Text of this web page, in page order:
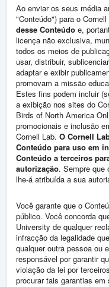
Ao enviar os seus média
"Conteúdo") para o Cornell
desse Conteúdo e,
licença não exclusiva,
todos os meios de
usar, distribuir,
adaptar e exibir
promovam a missão
Estes fins podem incluir
a exibição nos sites do
Birds of North America
promocionais e inclusão
Cornell Lab. O Cornell
Conteúdo para uso em
Conteúdo a terceiros
autorização. Sempre que
lhe-á atribuída a sua
Você garante que o
público. Você concorda
University de qualquer
infracção da legalidade
qualquer outra pessoa ou
responsável por garantir
violação da lei por
procurar tais garantias em